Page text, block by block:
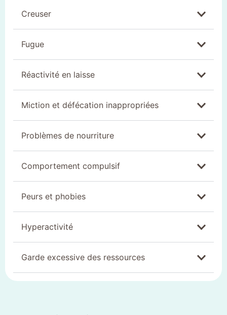
Creuser
Fugue
Réactivité en laisse
Miction et défécation inappropriées
Problèmes de nourriture
Comportement compulsif
Peurs et phobies
Hyperactivité
Garde excessive des ressources